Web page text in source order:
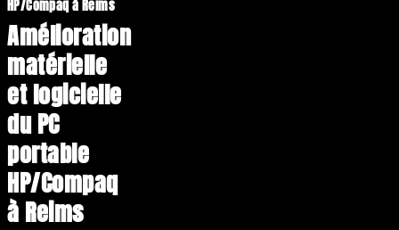
Amélioration
matérielle
et logicielle
du PC
portable
HP/Compaq
à Reims